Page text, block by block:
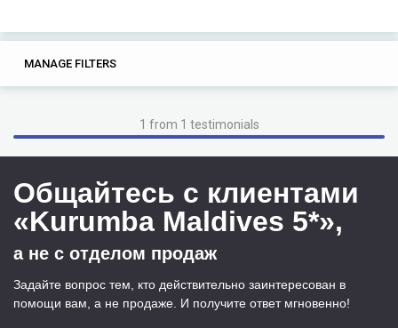
TAGS 0
MANAGE FILTERS
1 from 1 testimonials
Общайтесь с клиентами
«Kurumba Maldives 5*»,
а не с отделом продаж
Задайте вопрос тем, кто действительно заинтересован в
помощи вам, а не продаже. И получите ответ мгновенно!